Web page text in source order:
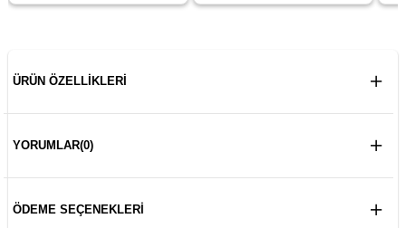
ÜRÜN ÖZELLIKLERI
YORUMLAR(0)
ÖDEME SEÇENEKLERI